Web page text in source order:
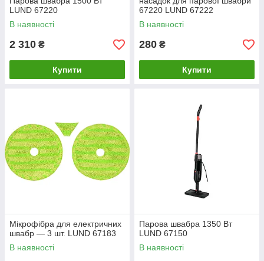
LUND 67220
В наявності
2 310 ₴
Купити
67220 LUND 67222
В наявності
280 ₴
Купити
Мікрофібра для електричних
швабр — 3 шт. LUND 67183
В наявності
Парова швабра 1350 Вт
LUND 67150
В наявності